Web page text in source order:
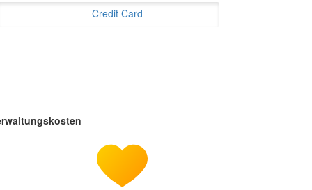
Credit Card